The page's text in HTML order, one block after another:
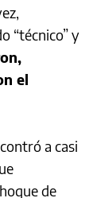
“técnico” y
el
a casi
de